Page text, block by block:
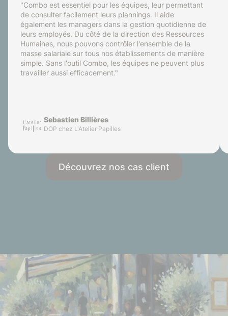
"Combo est essentiel pour les équipes, leur permettant
de consulter facilement leurs plannings. Il aide
également les managers dans la gestion quotidienne de
leurs employés. Du côté de la direction des Ressources
Humaines, nous pouvons contrôler l'ensemble de la
masse salariale sur tous nos établissements de manière
simple. Sans l'outil Combo, les équipes ne peuvent plus
travailler aussi efficacement."
Sebastien Billières
DOP chez L'Atelier Papilles
Découvrez nos cas client